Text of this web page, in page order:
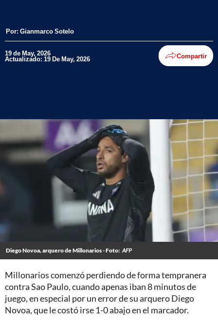
Por: Gianmarco Sotelo
19 de May, 2026
Actualizado: 19 De May, 2026 Compartir
Diego Novoa, arquero de Millonarios - Foto: AFP
Millonarios comenzó perdiendo de forma tempranera
contra Sao Paulo, cuando apenas iban 8 minutos de
juego, en especial por un error de su arquero Diego
Novoa, que le costó irse 1-0 abajo en el marcador.